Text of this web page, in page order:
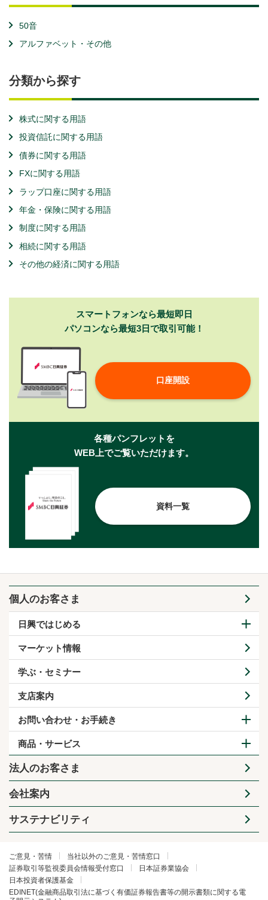
50音
アルファベット・その他
分類から探す
株式に関する用語
投資信託に関する用語
債券に関する用語
FXに関する用語
ラップ口座に関する用語
年金・保険に関する用語
制度に関する用語
相続に関する用語
その他の経済に関する用語
スマートフォンなら最短即日
パソコンなら最短3日で取引可能！
口座開設
各種パンフレットを
WEB上でご覧いただけます。
資料一覧
個人のお客さま
日興ではじめる
マーケット情報
学ぶ・セミナー
支店案内
お問い合わせ・お手続き
商品・サービス
法人のお客さま
会社案内
サステナビリティ
ご意見・苦情
当社以外のご意見・苦情窓口
証券取引等監視委員会情報受付窓口
日本証券業協会
日本投資者保護基金
EDINET(金融商品取引法に基づく有価証券報告書等の開示書類に関する電